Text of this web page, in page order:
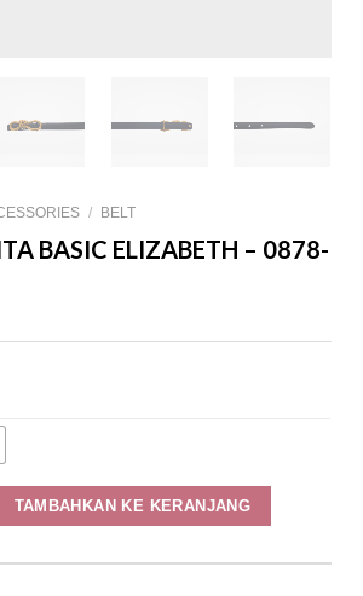
/ BELT
BASIC ELIZABETH – 0878-
TAMBAHKAN KE KERANJANG